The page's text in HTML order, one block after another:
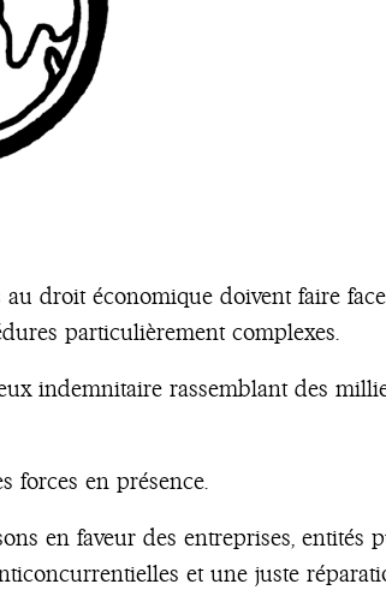
droit économique doivent faire
particulièrement complexes.
indemnitaire rassemblant des
forces en présence.
en faveur des entreprises, entités
et une juste